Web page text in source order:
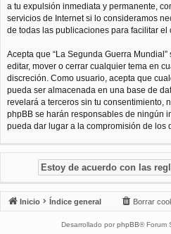
a tu expulsión inmediata y permanente,
servicios de Internet si lo consideramos
de todas las publicaciones para facilitar
Acepta que “La Segunda Guerra
editar, mover o cerrar cualquier tema en
discreción. Como usuario, acepta que
pueda ser almacenada en una base de
revelará a terceros sin tu consentimiento,
phpBB se harán responsables de ningún
pueda dar lugar a la compromisión de los
Inicio Índice general Borrar
Desarrollado por phpBB® Forum